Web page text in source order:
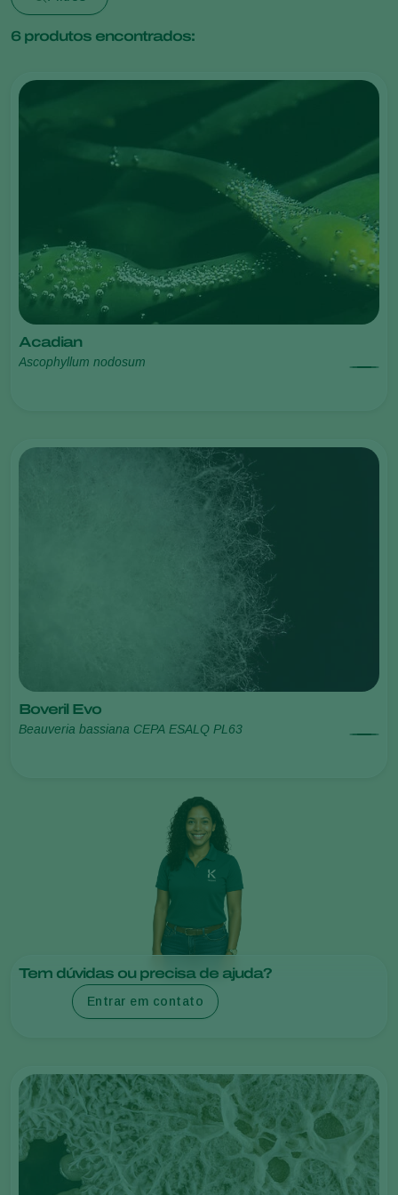
6produtos encontrados:
Acadian
Ascophyllum nodosum
Boveril Evo
Beauveria bassiana CEPA ESALQ PL63
Tem dúvidas ou precisa de ajuda?
Entrar em contato